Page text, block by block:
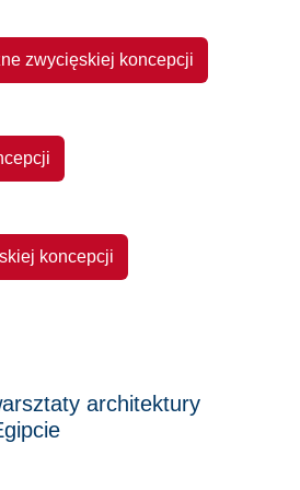
zwycięskiej koncepcji
koncepcji
architektury